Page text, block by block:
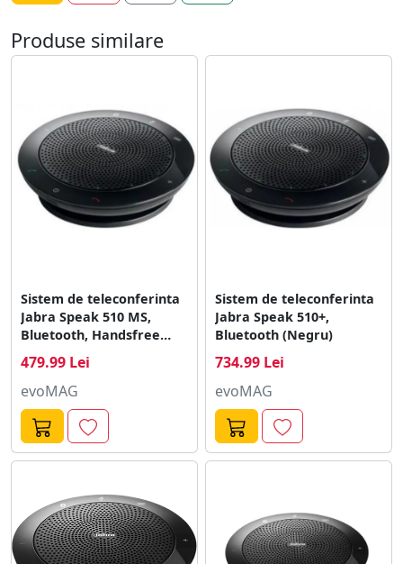
Produse similare
Sistem de teleconferinta
Jabra Speak 510 MS,
Bluetooth, Handsfree
479.99 Lei
evoMAG
Sistem de teleconferinta
Jabra Speak 510+,
Bluetooth (Negru)
734.99 Lei
evoMAG